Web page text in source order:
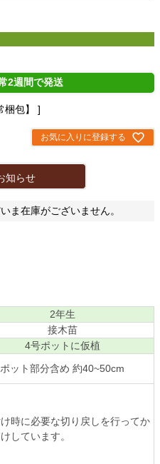
2週間で発送
包】
お気に入りに登録する
知らせ
ま在庫がございません。
2年生
接木苗
4号ポットに仮植
ポット部分含め 約40~50cm
時に必要な切り戻しを行ってか
しています。